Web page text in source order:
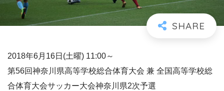
2018年6月16日(土曜) 11:00～
第56回神奈川県高等学校総合体育大会 兼 全国高等学校総
合体育大会サッカー大会神奈川県2次予選